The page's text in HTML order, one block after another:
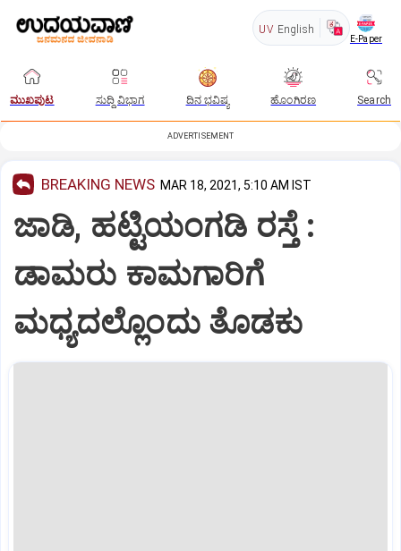
UV English
E-Paper
ಮುಖಪುಟ ಸುದ್ದಿ ವಿಭಾಗ ದಿನ ಭವಿಷ್ಯ ಹೊಂಗಿರಣ Search
ADVERTISEMENT
BREAKING NEWS MAR 18, 2021, 5:10 AM IST
ಜಾಡಿ, ಹಟ್ಟಿಯಂಗಡಿ ರಸ್ತೆ :
ಡಾಮರು ಕಾಮಗಾರಿಗೆ
ಮಧ್ಯದಲ್ಲೊಂದು ತೊಡಕು